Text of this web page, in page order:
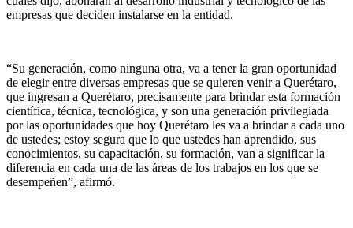
empresas que deciden instalarse en la entidad.
“Su generación, como ninguna otra, va a tener la gran oportunidad
de elegir entre diversas empresas que se quieren venir a Querétaro,
que ingresan a Querétaro, precisamente para brindar esta formación
científica, técnica, tecnológica, y son una generación privilegiada
por las oportunidades que hoy Querétaro les va a brindar a cada uno
de ustedes; estoy segura que lo que ustedes han aprendido, sus
conocimientos, su capacitación, su formación, van a significar la
diferencia en cada una de las áreas de los trabajos en los que se
desempeñen”, afirmó.